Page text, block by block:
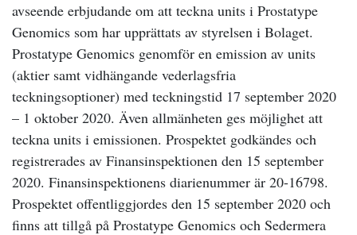
avseende erbjudande om att teckna units i Prostatype
Genomics som har upprättats av styrelsen i Bolaget.
Prostatype Genomics genomför en emission av units
(aktier samt vidhängande vederlagsfria
teckningsoptioner) med teckningstid 17 september 2020
– 1 oktober 2020. Även allmänheten ges möjlighet att
teckna units i emissionen. Prospektet godkändes och
registrerades av Finansinspektionen den 15 september
2020. Finansinspektionens diarienummer är 20-16798.
Prospektet offentliggjordes den 15 september 2020 och
finns att tillgå på Prostatype Genomics och Sedermera